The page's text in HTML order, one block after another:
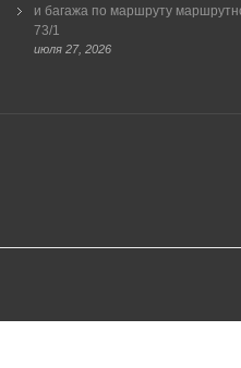
и багажа по маршруту
73/1
июля 27, 2026